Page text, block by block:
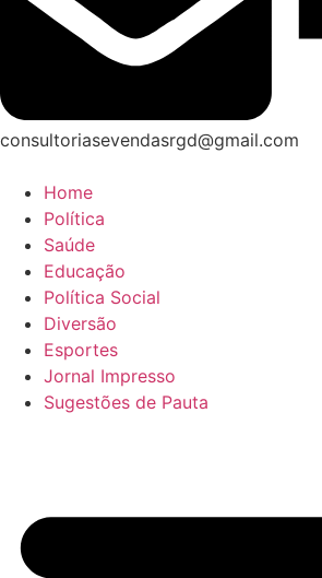
consultoriasevendasrgd@gmail.com
Home
Política
Saúde
Educação
Política Social
Diversão
Esportes
Jornal Impresso
Sugestões de Pauta